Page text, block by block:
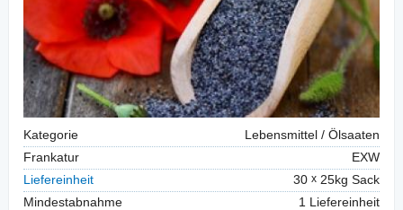
Kategorie
Lebensmittel / Ölsaaten
Frankatur
EXW
Liefereinheit
30
25kg Sack
Mindestabnahme
1 Liefereinheit